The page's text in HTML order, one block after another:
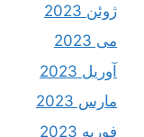
ژوئن 2023
می 2023
آوریل 2023
مارس 2023
فوریه 2023